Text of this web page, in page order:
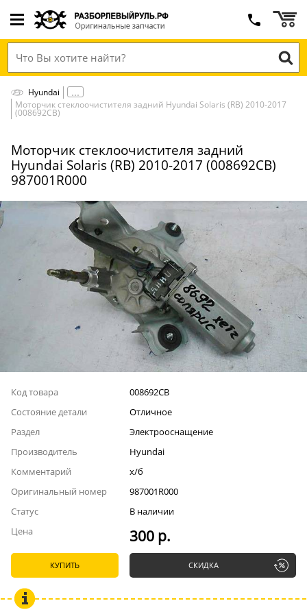
Hyundai
Моторчик стеклоочистителя задний Hyundai Solaris (RB) 2010-2017
(008692СВ)
Моторчик стеклоочистителя задний
Hyundai Solaris (RB) 2010-2017 (008692СВ)
987001R000
Код товара
008692СВ
Состояние детали
Отличное
Раздел
Электрооснащение
Производитель
Hyundai
Комментарий
х/б
Оригинальный номер
987001R000
Статус
В наличии
Цена
300 р.
КУПИТЬ СКИДКА